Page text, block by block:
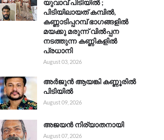
യുവാവ് പിടിയിൽ ;
പിടിയിലായത് കമ്പിൽ,
കണ്ണാടിപ്പറമ്പ് ഭാഗങ്ങളിൽ
മയക്കു മരുന്ന് വിൽപ്പന
നടത്തുന്ന കണ്ണികളിൽ
പ്രധാനി
August 03, 2026
അർജുൻ ആയങ്കി കണ്ണൂരിൽ
പിടിയിൽ
August 09, 2026
അജയൻ നിര്യാതനായി
August 07, 2026